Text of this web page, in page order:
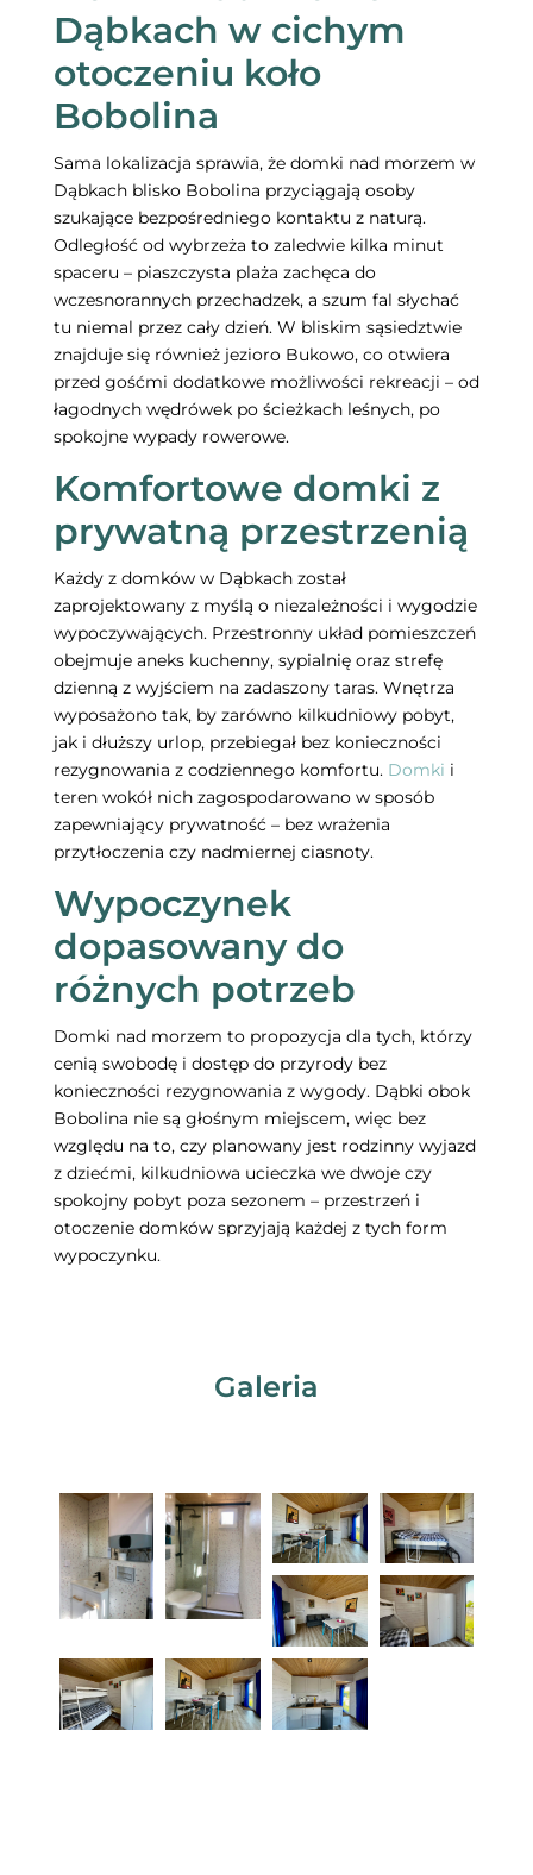
Dąbkach w cichym
otoczeniu koło
Bobolina
Sama lokalizacja sprawia, że domki nad morzem w
Dąbkach blisko Bobolina przyciągają osoby
szukające bezpośredniego kontaktu z naturą.
Odległość od wybrzeża to zaledwie kilka minut
spaceru – piaszczysta plaża zachęca do
wczesnorannych przechadzek, a szum fal słychać
tu niemal przez cały dzień. W bliskim sąsiedztwie
znajduje się również jezioro Bukowo, co otwiera
przed gośćmi dodatkowe możliwości rekreacji – od
łagodnych wędrówek po ścieżkach leśnych, po
spokojne wypady rowerowe.
Komfortowe domki z
prywatną przestrzenią
Każdy z domków w Dąbkach został
zaprojektowany z myślą o niezależności i wygodzie
wypoczywających. Przestronny układ pomieszczeń
obejmuje aneks kuchenny, sypialnię oraz strefę
dzienną z wyjściem na zadaszony taras. Wnętrza
wyposażono tak, by zarówno kilkudniowy pobyt,
jak i dłuższy urlop, przebiegał bez konieczności
rezygnowania z codziennego komfortu. Domki i
teren wokół nich zagospodarowano w sposób
zapewniający prywatność – bez wrażenia
przytłoczenia czy nadmiernej ciasnoty.
Wypoczynek
dopasowany do
różnych potrzeb
Domki nad morzem to propozycja dla tych, którzy
cenią swobodę i dostęp do przyrody bez
konieczności rezygnowania z wygody. Dąbki obok
Bobolina nie są głośnym miejscem, więc bez
względu na to, czy planowany jest rodzinny wyjazd
z dziećmi, kilkudniowa ucieczka we dwoje czy
spokojny pobyt poza sezonem – przestrzeń i
otoczenie domków sprzyjają każdej z tych form
wypoczynku.
Galeria